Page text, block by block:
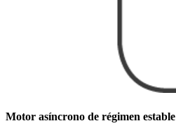
Motor asíncrono de régimen estable